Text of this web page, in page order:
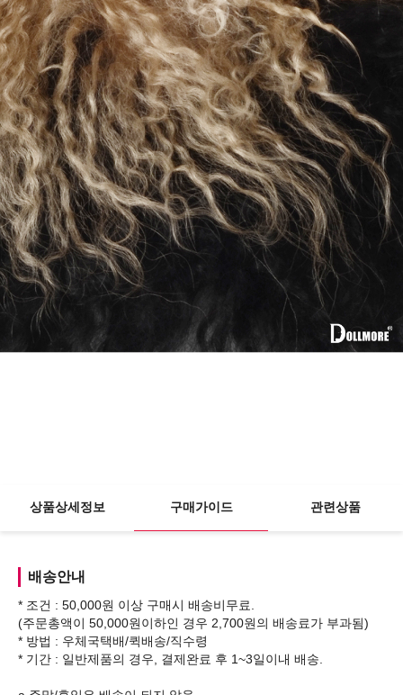
상품상세정보 구매가이드 관련상품
배송안내
* 조건 : 50,000원 이상 구매시 배송비무료.
(주문총액이 50,000원이하인 경우 2,700원의 배송료가 부과됨)
* 방법 : 우체국택배/퀵배송/직수령
* 기간 : 일반제품의 경우, 결제완료 후 1~3일이내 배송.